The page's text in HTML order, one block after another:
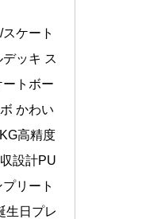
ケート
ッキ ス
トボー
かわい
高精度
設計PU
リート
生日プレ